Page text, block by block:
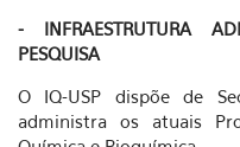
- INFRAESTRUTURA
PESQUISA
O IQ-USP dispõe de
administra os atuais